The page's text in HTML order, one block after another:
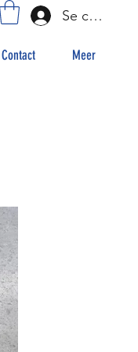
Se connecter
Contact Meer